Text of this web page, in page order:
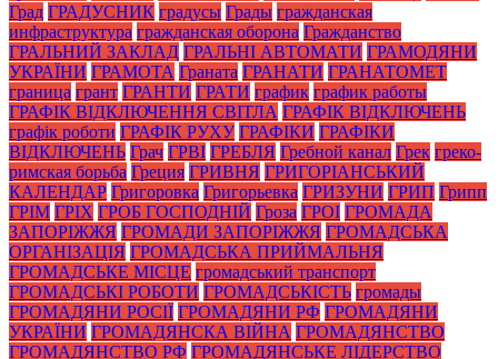
Град ГРАДУСНИК градусы Грады гражданская
инфраструктура гражданская оборона Гражданство
ГРАЛЬНИЙ ЗАКЛАД ГРАЛЬНІ АВТОМАТИ ГРАМОДЯНИ
УКРАЇНИ ГРАМОТА Граната ГРАНАТИ ГРАНАТОМЕТ
граница грант ГРАНТИ ГРАТИ график график работы
ГРАФІК ВІДКЛЮЧЕННЯ СВІТЛА ГРАФІК ВІДКЛЮЧЕНЬ
графік роботи ГРАФІК РУХУ ГРАФІКИ ГРАФІКИ
ВІДКЛЮЧЕНЬ Грач ГРВІ ГРЕБЛЯ Гребной канал Грек греко-
римская борьба Греция ГРИВНЯ ГРИГОРІАНСЬКИЙ
КАЛЕНДАР Григоровка Григорьевка ГРИЗУНИ ГРИП Грипп
ГРІМ ГРІХ ГРОБ ГОСПОДНІЙ Гроза ГРОІ ГРОМАДА
ЗАПОРІЖЖЯ ГРОМАДИ ЗАПОРІЖЖЯ ГРОМАДСЬКА
ОРГАНІЗАЦІЯ ГРОМАДСЬКА ПРИЙМАЛЬНЯ
ГРОМАДСЬКЕ МІСЦЕ громадський транспорт
ГРОМАДСЬКІ РОБОТИ ГРОМАДСЬКІСТЬ громады
ГРОМАДЯНИ РОСІЇ ГРОМАДЯНИ РФ ГРОМАДЯНИ
УКРАЇНИ ГРОМАДЯНСКА ВІЙНА ГРОМАДЯНСТВО
ГРОМАДЯНСТВО РФ ГРОМАДЯНСЬКЕ ЛІДЕРСТВО